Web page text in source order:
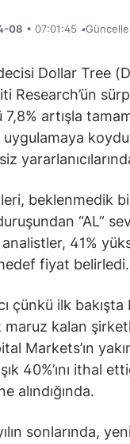
08 • 07:01:45 •
Dollar Tree
Research’ün
7,8% artışla
beklenmedik
“AL”
41%
fiyat belirledi.
çünkü ilk
kalan
Markets’ın
40%’ını ithal
alındığında.
sonlarında,